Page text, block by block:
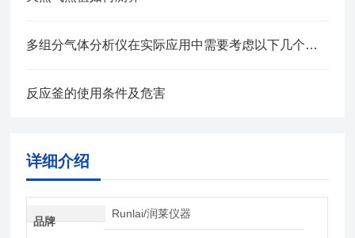
多组分气体分析仪在实际应用中需要考虑以下几个方面
反应釜的使用条件及危害
详细介绍
品牌
Runlai/润莱仪器